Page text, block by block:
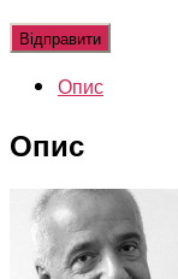
Оставьте
это
пустым.Опис
Опис